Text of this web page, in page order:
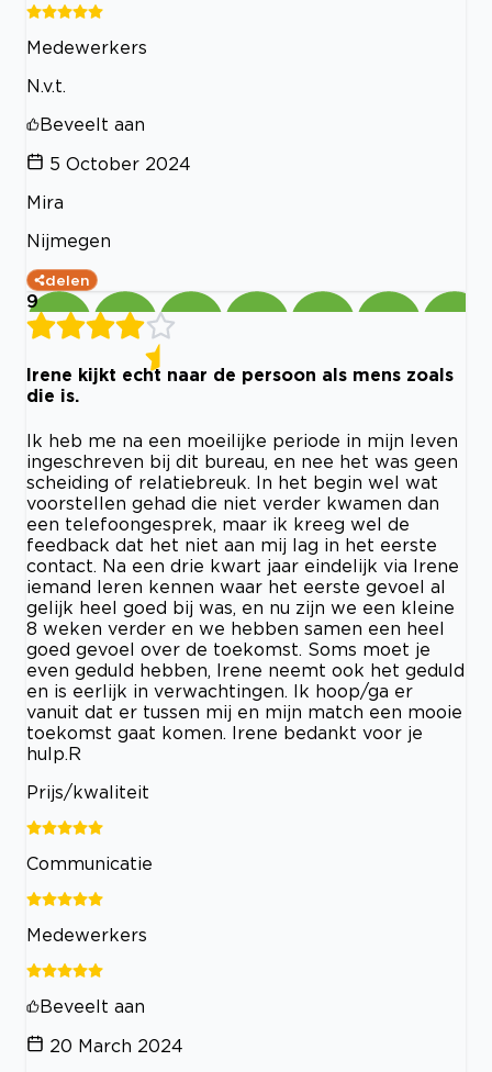
Medewerkers
N.v.t.
Beveelt aan
5 October 2024
Mira
Nijmegen
delen
9
Irene kijkt echt naar de persoon als mens zoals
die is.
Ik heb me na een moeilijke periode in mijn leven
ingeschreven bij dit bureau, en nee het was geen
scheiding of relatiebreuk. In het begin wel wat
voorstellen gehad die niet verder kwamen dan
een telefoongesprek, maar ik kreeg wel de
feedback dat het niet aan mij lag in het eerste
contact. Na een drie kwart jaar eindelijk via Irene
iemand leren kennen waar het eerste gevoel al
gelijk heel goed bij was, en nu zijn we een kleine
8 weken verder en we hebben samen een heel
goed gevoel over de toekomst. Soms moet je
even geduld hebben, Irene neemt ook het geduld
en is eerlijk in verwachtingen. Ik hoop/ga er
vanuit dat er tussen mij en mijn match een mooie
toekomst gaat komen. Irene bedankt voor je
hulp.R
Prijs/kwaliteit
Communicatie
Medewerkers
Beveelt aan
20 March 2024